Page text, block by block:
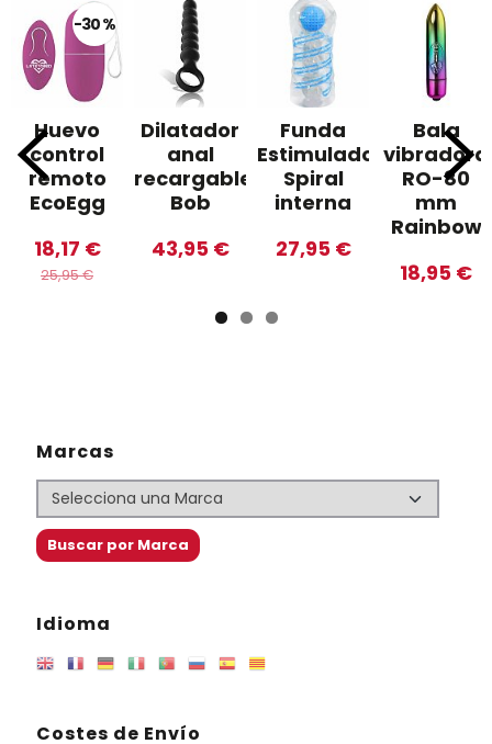
Marcas
Idioma
Costes de Envío
-30 %
Huevo
control
remoto
EcoEgg
18,17 €
25,95 €
Dilatador
anal
recargable
Bob
43,95 €
Funda
Estimuladora
Spiral
interna
27,95 €
Bala
vibradora
RO-80
mm
Rainbow
18,95 €